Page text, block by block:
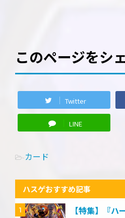
このページをシ
Twitter
LINE
-カード
ハスゲおすすめ記事
1
【特集】『ハ